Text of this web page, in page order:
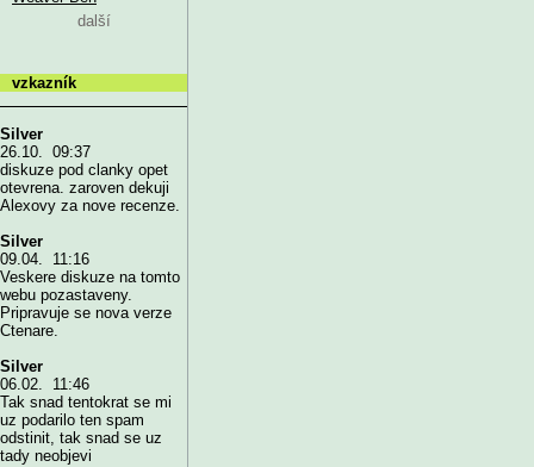
další
vzkazník
Silver
26.10. 09:37
diskuze pod clanky opet
otevrena. zaroven dekuji
Alexovy za nove recenze.
Silver
09.04. 11:16
Veskere diskuze na tomto
webu pozastaveny.
Pripravuje se nova verze
Ctenare.
Silver
06.02. 11:46
Tak snad tentokrat se mi
uz podarilo ten spam
odstinit, tak snad se uz
tady neobjevi